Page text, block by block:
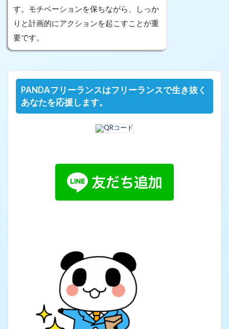
す。モチベーションを保ちながら、しっか
りと計画的にアクションを起こすことが重
要です。
PANDAフリーランスはフリーランスで生き抜く
あなたを応援します。